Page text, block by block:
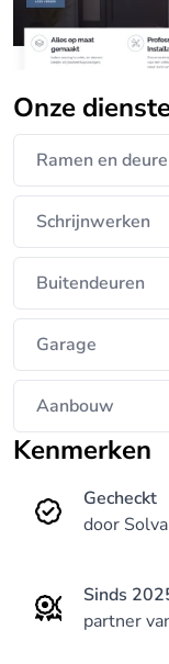
Onze
Ramen en
Schrijnwerken
Buitendeuren
Garage
Aanbouw
Kenmerken
Gecheckt
door
Sinds
partner